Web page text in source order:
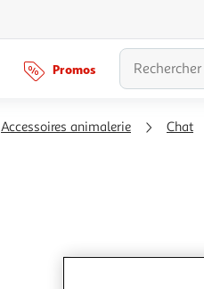
Promos
Accessoires animalerie Chat